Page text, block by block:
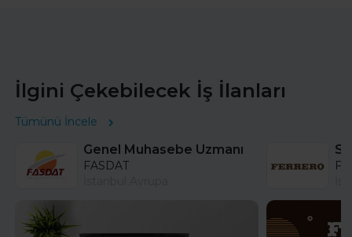
İlgini Çekebilecek İş İlanları
Tümünü İncele
Genel Muhasebe Uzmanı
FASDAT